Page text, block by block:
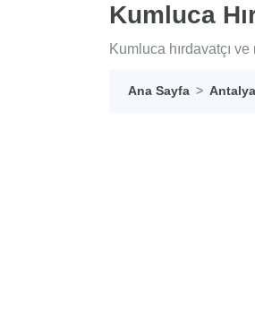
Kumluca
Kumluca hırdavatçı
Ana Sayfa